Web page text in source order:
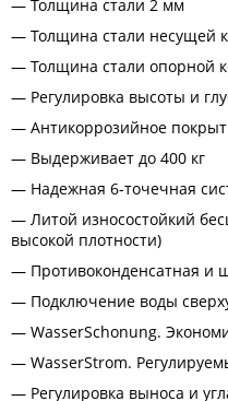
Толщина стали 2 мм
Толщина стали несущей
Толщина стали опорной
Регулировка высоты и
Антикоррозийное
Выдерживает до 400 кг
Надежная 6-точечная
Литой износостойкий
высокой плотности)
Противоконденсатная и
Подключение воды
WasserSchonung.
WasserStrom.
Регулировка выноса и